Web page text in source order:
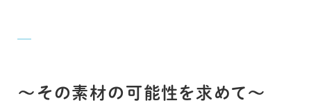
～その素材の可能性を求めて～